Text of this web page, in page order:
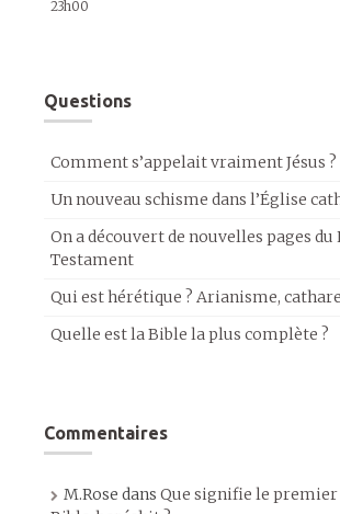
23h00
Questions
Comment s’appelait vraiment Jésus ?
Un nouveau schisme dans l’Église
On a découvert de nouvelles pages du
Testament
Qui est hérétique ? Arianisme,
Quelle est la Bible la plus complète ?
Commentaires
M.Rose dans Que signifie le